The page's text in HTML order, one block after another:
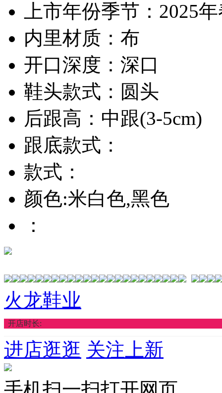
上市年份季节：2025
内里材质：布
开口深度：深口
鞋头款式：圆头
后跟高：中跟(3-5cm)
跟底款式：
款式：
颜色:米白色,黑色
：
火龙鞋业
开店时长:
进店逛逛 关注上新